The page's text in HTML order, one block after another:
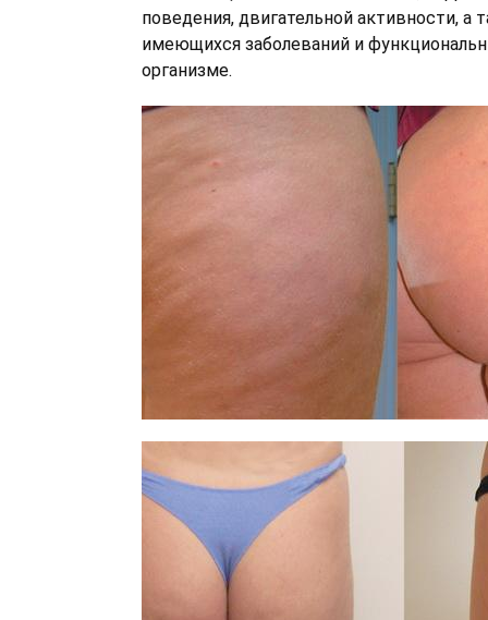
поведения, двигательной активности, а
имеющихся заболеваний и
организме.